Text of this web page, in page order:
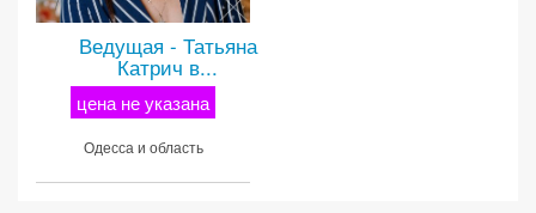
Ведущая - Татьяна
Катрич в...
цена не указана
Одесса и область